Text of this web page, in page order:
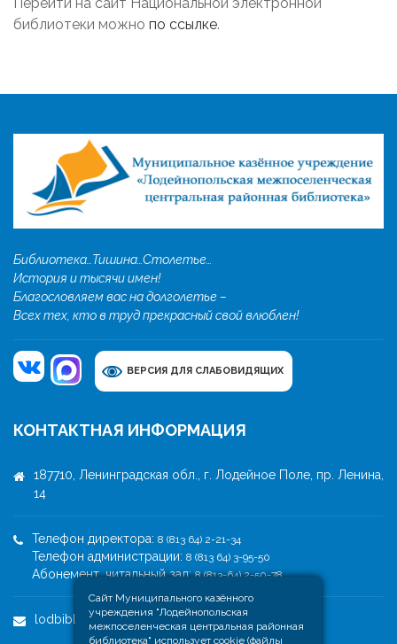
библиотеки можно по ссылке.
Библиотека…Тишина…Столетье…
История и тысячи имен!
Благословляем вас на долголетье –
Всех тех, кто в труд прекрасный свой влюблен!
ВЕРСИЯ ДЛЯ СЛАБОВИДЯЩИХ
КОНТАКТНАЯ ИНФОРМАЦИЯ
187710, Ленинградская обл., г. Лодейное Поле, пр. Ленина,
14
Телефон директора: 8 (813 64) 2-21-34
Телефон администрации: 8 (813 64) 3-95-50
Абонемент, читальный зал:8 (813-64) 2-50-78
lodbibl1@yandex.ru
Сайт Муниципального казённого
учреждения "Лодейнопольская
межпоселенческая центральная районная
библиотека" использует cookie (файлы